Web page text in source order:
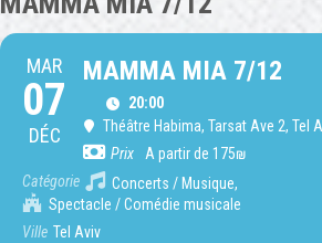
MAR
07
DÉC
MAMMA MIA 7/12
20:00
Théâtre Habima, Tarsat Ave 2, Tel
Prix
A partir de 175₪
Catégorie
Concerts / Musique,
Spectacle / Comédie musicale
Ville Tel Aviv